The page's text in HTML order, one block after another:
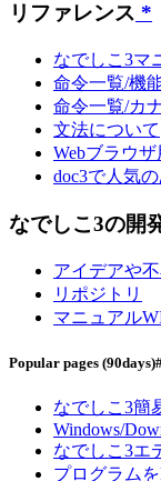
リファレンス *
なでしこ3マ
命令一覧/機
命令一覧/カ
文法について
Webブラウ
doc3で人気
なでしこ3の開
アイデアや
リポジトリ
マニュアル
Popular pages (90days)
なでしこ3簡
Windows/
なでしこ3エ
プログラム